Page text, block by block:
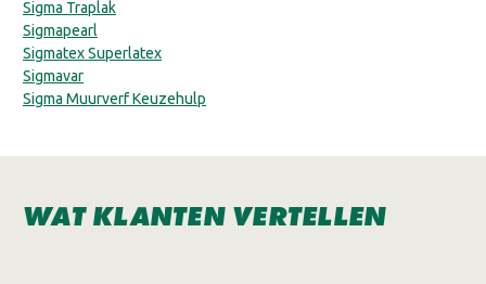
Sigma Traplak
Sigmapearl
Sigmatex Superlatex
Sigmavar
Sigma Muurverf Keuzehulp
WAT KLANTEN VERTELLEN